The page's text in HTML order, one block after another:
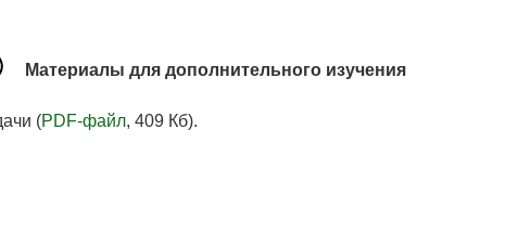
Материалы для дополнительного изучения
(PDF-файл, 409 Кб).